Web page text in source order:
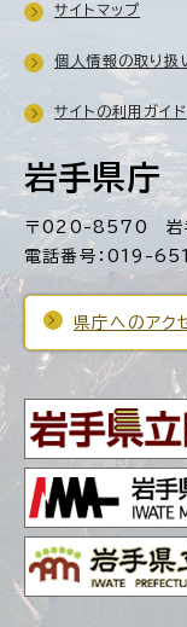
岩手県庁
〒020-8570 岩
電話番号：019-
県庁へのアク
サイトマップ
個人情報の取り扱
サイトの利用ガイド